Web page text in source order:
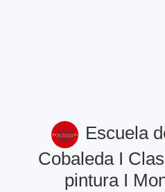
Escuela
Cobaleda I
pintura I